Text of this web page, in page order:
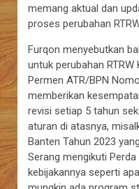
memang aktual dan
proses perubahan
Furqon menyebutkan
untuk perubahan
Permen ATR/BPN
memberikan
revisi setiap 5 tahun
aturan di atasnya,
Banten Tahun 2023
Serang mengikuti Perda
kebijakannya seperti